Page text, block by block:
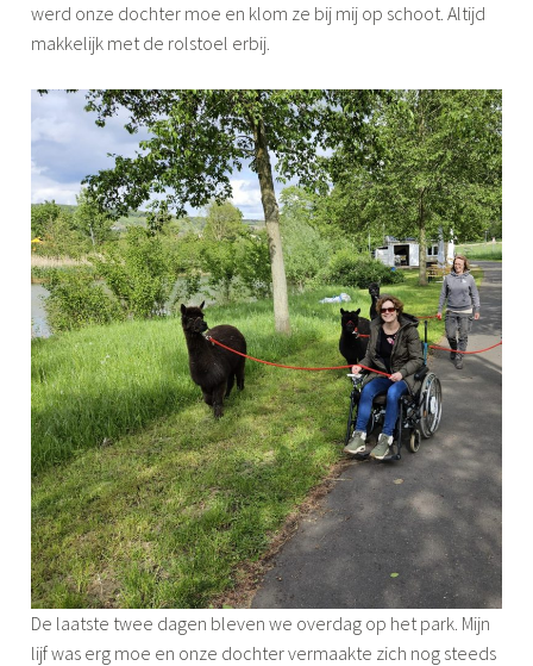
werd onze dochter moe en klom ze bij mij op schoot. Altijd
makkelijk met de rolstoel erbij.
De laatste twee dagen bleven we overdag op het park. Mijn
lijf was erg moe en onze dochter vermaakte zich nog steeds